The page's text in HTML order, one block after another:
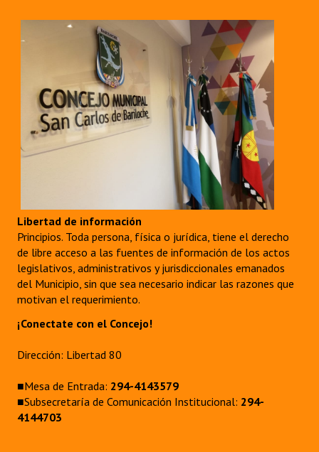
Libertad de información
Principios. Toda persona, física o jurídica, tiene el derecho
de libre acceso a las fuentes de información de los actos
legislativos, administrativos y jurisdiccionales emanados
del Municipio, sin que sea necesario indicar las razones que
motivan el requerimiento.
¡Conectate con el Concejo!
Dirección: Libertad 80
■Mesa de Entrada: 294-4143579
■Subsecretaría de Comunicación Institucional: 294-
4144703